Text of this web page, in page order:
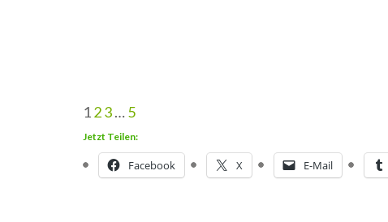
123…5
Jetzt Teilen:
Facebook X E-Mail